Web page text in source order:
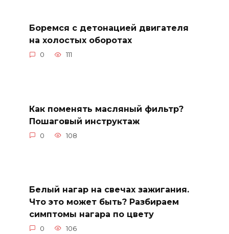
Боремся с детонацией двигателя
на холостых оборотах
0 111
Как поменять масляный фильтр?
Пошаговый инструктаж
0 108
Белый нагар на свечах зажигания.
Что это может быть? Разбираем
симптомы нагара по цвету
0 106